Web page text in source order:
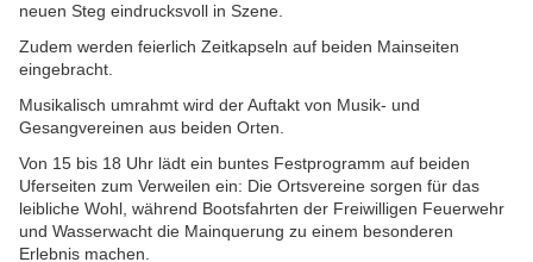
neuen Steg eindrucksvoll in Szene.
Zudem werden feierlich Zeitkapseln auf beiden Mainseiten
eingebracht.
Musikalisch umrahmt wird der Auftakt von Musik- und
Gesangvereinen aus beiden Orten.
Von 15 bis 18 Uhr lädt ein buntes Festprogramm auf beiden
Uferseiten zum Verweilen ein: Die Ortsvereine sorgen für das
leibliche Wohl, während Bootsfahrten der Freiwilligen Feuerwehr
und Wasserwacht die Mainquerung zu einem besonderen
Erlebnis machen.